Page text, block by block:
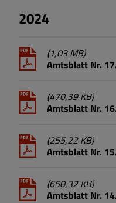
2024
(1,03 MB)
Amtsblatt Nr.
(470,39 KB)
Amtsblatt Nr.
(255,22 KB)
Amtsblatt Nr.
(650,32 KB)
Amtsblatt Nr.